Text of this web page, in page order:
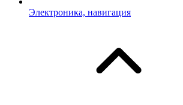
Электроника, навигация